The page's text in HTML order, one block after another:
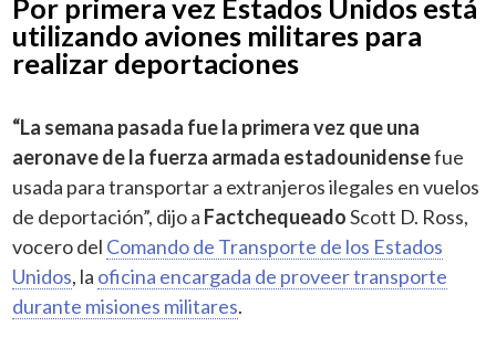
Por primera vez Estados Unidos está
utilizando aviones militares para
realizar deportaciones
“La semana pasada fue la primera vez que una
aeronave de la fuerza armada estadounidensefue
usada para transportar a extranjeros ilegales en vuelos
de deportación”, dijo a FactchequeadoScott D. Ross,
vocero del Comando de Transporte de los Estados
Unidos, la oficina encargada de proveer transporte
durante misiones militares.